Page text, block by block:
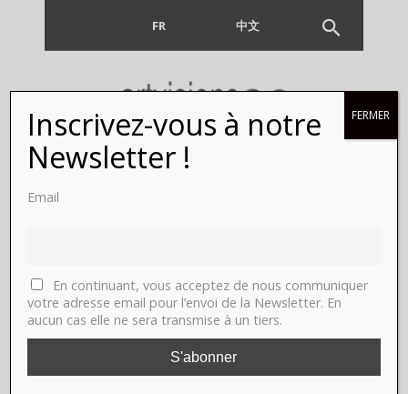
FR 中文
Inscrivez-vous à notre
Newsletter !
Email
En continuant, vous acceptez de nous communiquer
votre adresse email pour l’envoi de la Newsletter. En
aucun cas elle ne sera transmise à un tiers.
FERMER